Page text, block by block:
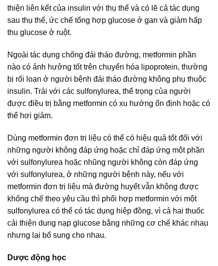
thiện liên kết của insulin với thụ thể và có lẽ cả tác dụng
sau thụ thể, ức chế tổng hợp glucose ở gan và giảm hấp
thu glucose ở ruột.
Ngoài tác dụng chống đái tháo đường, metformin phần
nào có ảnh hưởng tốt trên chuyển hóa lipoprotein, thường
bị rối loạn ở người bệnh đái tháo đường không phụ thuộc
insulin. Trái với các sulfonylurea, thể trọng của người
được điều trị bằng metformin có xu hướng ổn định hoặc có
thể hơi giảm.
Dùng metformin đơn trị liệu có thể có hiệu quả tốt đối với
những người không đáp ứng hoặc chỉ đáp ứng một phần
với sulfonylurea hoặc nhũng người không còn đáp ứng
với sulfonylurea, ở những người bệnh này, nếu với
metformin đơn trị liệu mà đường huyết vẫn không được
khống chế theo yêu cầu thì phối hợp metformin với một
sulfonylurea có thể có tác dụng hiệp đồng, vì cả hai thuốc
cải thiện dung nạp glucose bằng những cơ chế khác nhau
nhưng lại bổ sung cho nhau.
Dược động học